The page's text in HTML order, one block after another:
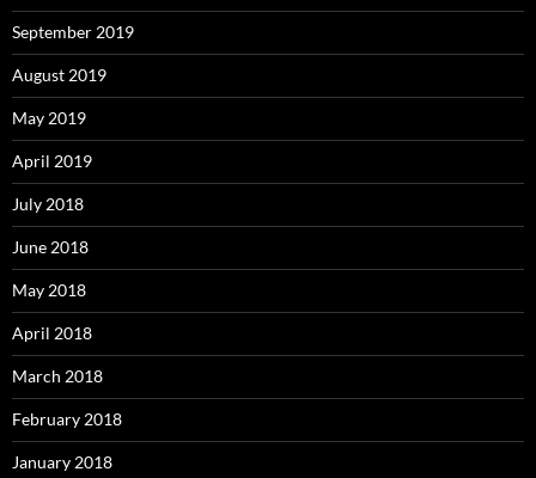
September 2019
August 2019
May 2019
April 2019
July 2018
June 2018
May 2018
April 2018
March 2018
February 2018
January 2018